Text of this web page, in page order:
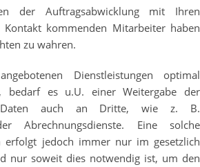
der Auftragsabwicklung mit Ihren
kommenden Mitarbeiter haben
zu wahren.
Dienstleistungen optimal
bedarf es u.U. einer Weitergabe der
Daten auch an Dritte, wie z. B.
Abrechnungsdienste. Eine solche
erfolgt jedoch immer nur im gesetzlich
nur soweit dies notwendig ist, um den